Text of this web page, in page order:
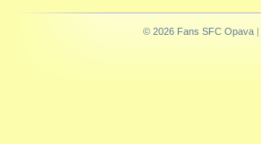
© 2026 Fans SFC Opava |